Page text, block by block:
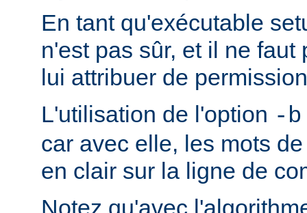
En tant qu'exécutable
n'est pas sûr, et il ne
lui attribuer de
L'utilisation de l'option -b
car avec elle, les mots
en clair sur la ligne de
Notez qu'avec